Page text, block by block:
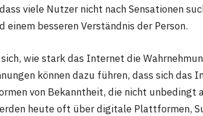
viele Nutzer nicht nach Sensationen
einem besseren Verständnis der Person.
wie stark das Internet die
können dazu führen, dass sich das
von Bekanntheit, die nicht unbedingt
heute oft über digitale Plattformen,